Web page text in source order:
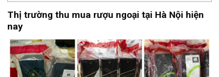
Thị trường thu mua rượu ngoại tại Hà Nội hiện
nay